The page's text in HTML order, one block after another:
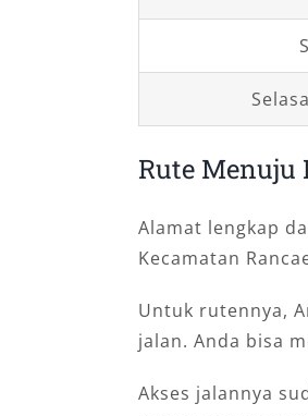
Rute Menuju
Alamat lengkap
Kecamatan
Untuk rutennya,
jalan. Anda bisa
Akses jalannya